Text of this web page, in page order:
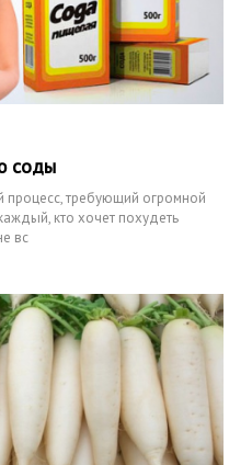
соды
требующий огромной
кто хочет похудеть
вс